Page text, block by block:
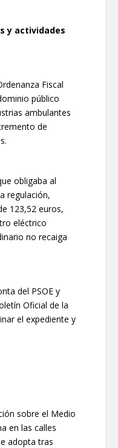
y actividades
Fiscal
público
ambulantes
de
obligaba al
regulación,
123,52 euros,
eléctrico
no recaiga
del PSOE y
Oficial de la
el expediente y
sobre el Medio
en las calles
adopta tras